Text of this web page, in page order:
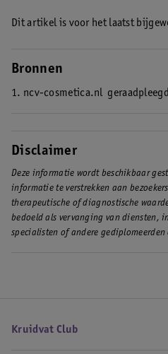
Dit artikel is voor het laatst
Bronnen
1. ncv-cosmetica.nl
Disclaimer
Deze informatie wordt beschikbaar
informatie te verstrekken aan
therapeutische of diagnostische
bedoeld als vervanging van diensten,
specialisten of andere gediplomeerden
Kruidvat Club